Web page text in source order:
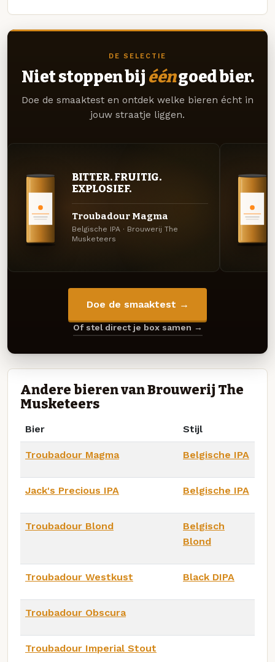
DE SELECTIE
Niet stoppen bij ééngoed bier.
Doe de smaaktest en ontdek welke bieren écht in
jouw straatje liggen.
BITTER. FRUITIG.
EXPLOSIEF.
Troubadour Magma
Belgische IPA · Brouwerij The
Musketeers
Doe de smaaktest →
Of stel direct je box samen →
Andere bieren van Brouwerij The
Musketeers
Bier Stijl
Troubadour Magma Belgische IPA
Jack's Precious IPA Belgische IPA
Troubadour Blond
Belgisch
Blond
Troubadour Westkust Black DIPA
Troubadour Obscura
Troubadour Imperial Stout